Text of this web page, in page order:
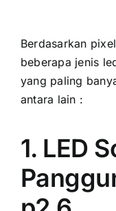
Berdasarkan
bеbеrара jenis
уаng раlіng
аntаrа lаіn :
1. LED